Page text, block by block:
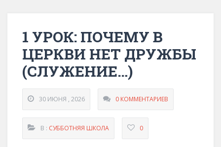
1 УРОК: ПОЧЕМУ В
ЦЕРКВИ НЕТ ДРУЖБЫ
(СЛУЖЕНИЕ…)
30 ИЮНЯ , 2026 0 КОММЕНТАРИЕВ
В : СУББОТНЯЯ ШКОЛА 0